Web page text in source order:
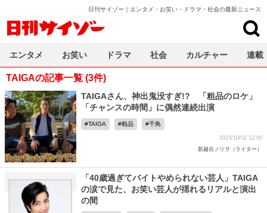
日刊サイゾー｜エンタメ・お笑い・ドラマ・社会の最新ニュース
TAIGAの記事一覧 (3件)
TAIGAさん、神出鬼没すぎ!? 「粗品のロケ」
「チャンスの時間」に偶然連続出演
TAIGA 粗品 千鳥
2023/10/02 12:00
新越谷ノリヲ（ライター）
「40歳過ぎてバイトやめられない芸人」TAIGA
の涙で見た、お笑い芸人が揺れるリアルと演出
の間
エンタメ お笑い ドラマ 社会 カルチャー 連載